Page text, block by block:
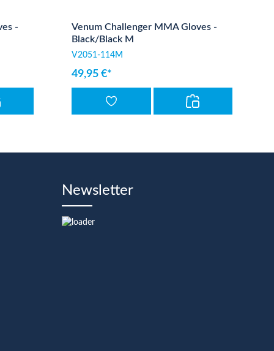
-
Venum Challenger MMA Gloves -
Black/Black M
V2051-114M
49,95 €*
Newsletter